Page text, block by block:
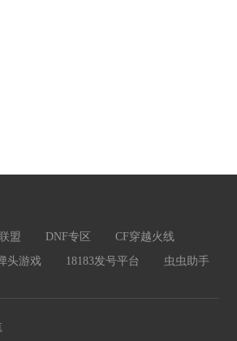
盟 DNF专区
CF穿越火线
头游戏 18183发号平台 虫虫助手